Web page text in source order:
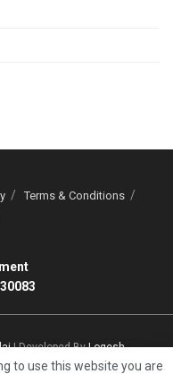
Terms & Conditions
| Developed ByLogesh
to use this website you are